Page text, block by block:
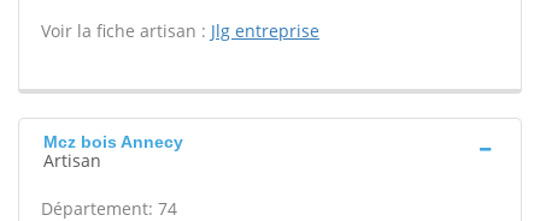
Voir la fiche artisan : Jlg entreprise
Mcz bois Annecy
Artisan
Département: 74